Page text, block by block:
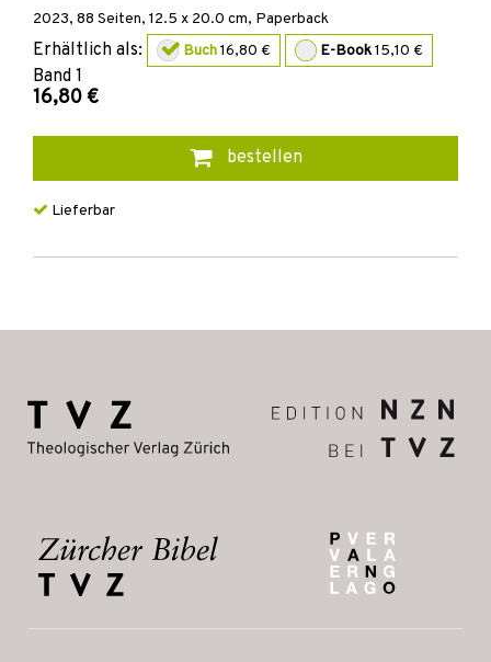
2023, 88 Seiten, 12.5 x 20.0 cm, Paperback
Erhältlich als: Buch16,80 € E-Book15,10 €
Band 1
16,80 €
bestellen
Lieferbar